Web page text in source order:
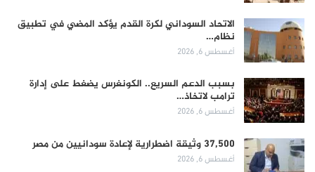
الاتحاد السوداني لكرة القدم يؤكد المضي في تطبيق
نظام…
أغسطس 6, 2026
بسبب الدعم السريع.. الكونغرس يضغط على إدارة
ترامب لاتخاذ…
أغسطس 6, 2026
37,500 وثيقة اضطرارية لإعادة سودانيين من مصر
أغسطس 6, 2026